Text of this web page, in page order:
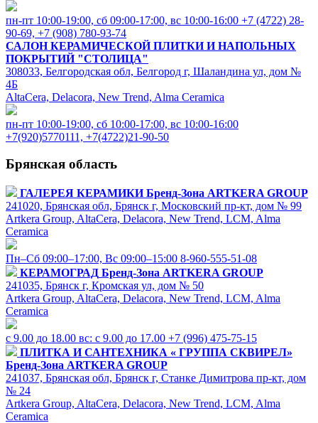
пн-пт 10:00-19:00, cб 09:00-17:00, вс 10:00-16:00 +7 (4722) 28-
90-69, +7 (908) 780-93-74
САЛОН КЕРАМИЧЕСКОЙ ПЛИТКИ И НАПОЛЬНЫХ
ПОКРЫТИЙ "СТОЛИЦА"
308033, Белгородская обл, Белгород г, Шаландина ул, дом №
4Б
AltaCera, Delacora, New Trend, Alma Ceramica
пн-пт 10:00-19:00, cб 10:00-17:00, вс 10:00-16:00
+7(920)5770111, +7(4722)21-90-50
Брянская область
ГАЛЕРЕЯ КЕРАМИКИ Бренд-Зона ARTKERA GROUP
241020, Брянская обл, Брянск г, Московский пр-кт, дом № 99
Artkera Group, AltaCera, Delacora, New Trend, LCM, Alma
Ceramica
Пн–Сб 09:00–17:00, Вс 09:00–15:00 8-960-555-51-08
КЕРАМОГРАД Бренд-Зона ARTKERA GROUP
241035, Брянск г, Кромская ул, дом № 50
Artkera Group, AltaCera, Delacora, New Trend, LCM, Alma
Ceramica
с 9.00 до 18.00 вс: с 9.00 до 17.00 +7 (996) 475-75-15
ПЛИТКА И САНТЕХНИКА « ГРУППА СКВИРЕЛ»
Бренд-Зона ARTKERA GROUP
241037, Брянская обл, Брянск г, Станке Димитрова пр-кт, дом
№ 24
Artkera Group, AltaCera, Delacora, New Trend, LCM, Alma
Ceramica